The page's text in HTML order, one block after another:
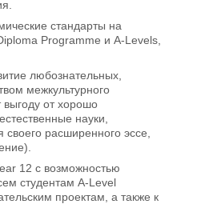
стандарты на
Programme и A-Levels,
любознательных,
межкультурного
от хорошо
науки,
расширенного эссе,
12 с возможностью
студентам A-Level
проектам, а также к